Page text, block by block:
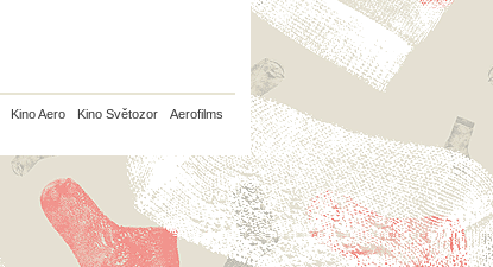
Kino Aero Kino Světozor Aerofilms